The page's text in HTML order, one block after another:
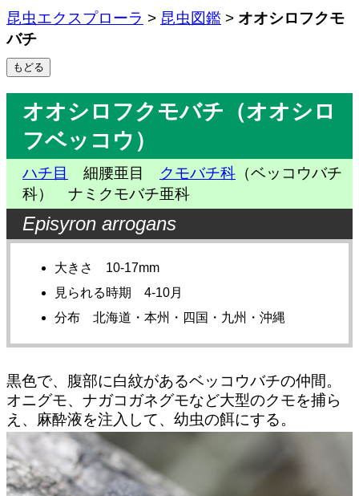
昆虫エクスプローラ > 昆虫図鑑 > オオシロフクモ
バチ
オオシロフクモバチ（オオシロ
フベッコウ）
ハチ目 細腰亜目 クモバチ科 （ベッコウバチ
科） ナミクモバチ亜科
Episyron arrogans
大きさ 10-17mm
見られる時期 4-10月
分布 北海道・本州・四国・九州・沖縄
黒色で、腹部に白紋があるベッコウバチの仲間。
オニグモ、ナガコガネグモなど大型のクモを捕ら
え、麻酔液を注入して、幼虫の餌にする。